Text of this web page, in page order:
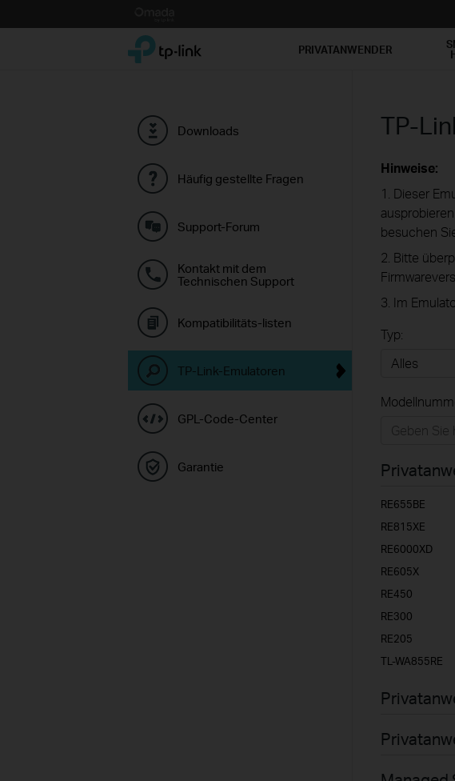
to
TP-Link, Reliably Smart PRIVATANWENDER
Downloads
Häufig gestellte Fragen
Support-Forum
Kontakt mit dem
Technischen Support
Kompatibilitäts-listen
TP-Link-Emulatoren
GPL-Code-Center
Garantie
TP-
Hinweise:
1. Dieser
besuchen
2. Bitte
3. Im
Typ:
Service-
RE655BE
RE815XE
RE6000XD
RE605X
RE450
RE300
RE205
TL-WA855RE